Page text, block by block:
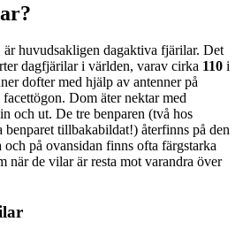
är huvudsakligen dagaktiva fjärilar. Det
dagfjärilar i världen, varav cirka 110 i
dofter med hjälp av antenner på
Dom äter nektar med
och ut. De tre benparen (två hos
benparet tillbakabildat!) återfinns på den
och på ovansidan finns ofta färgstarka
när de vilar är resta mot varandra över